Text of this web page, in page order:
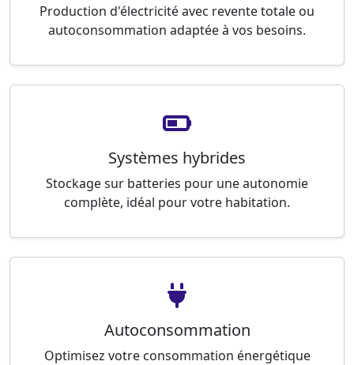
Production d'électricité avec revente totale ou
autoconsommation adaptée à vos besoins.
Systèmes hybrides
Stockage sur batteries pour une autonomie
complète, idéal pour votre habitation.
Autoconsommation
Optimisez votre consommation énergétique